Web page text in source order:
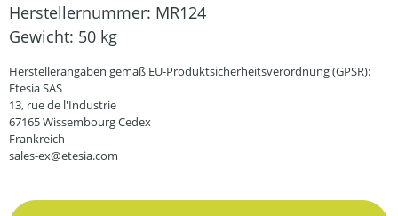
Herstellernummer: MR124
Gewicht: 50 kg
Herstellerangaben gemäß EU-Produktsicherheitsverordnung (GPSR):
Etesia SAS
13, rue de l'Industrie
67165 Wissembourg Cedex
Frankreich
sales-ex@etesia.com